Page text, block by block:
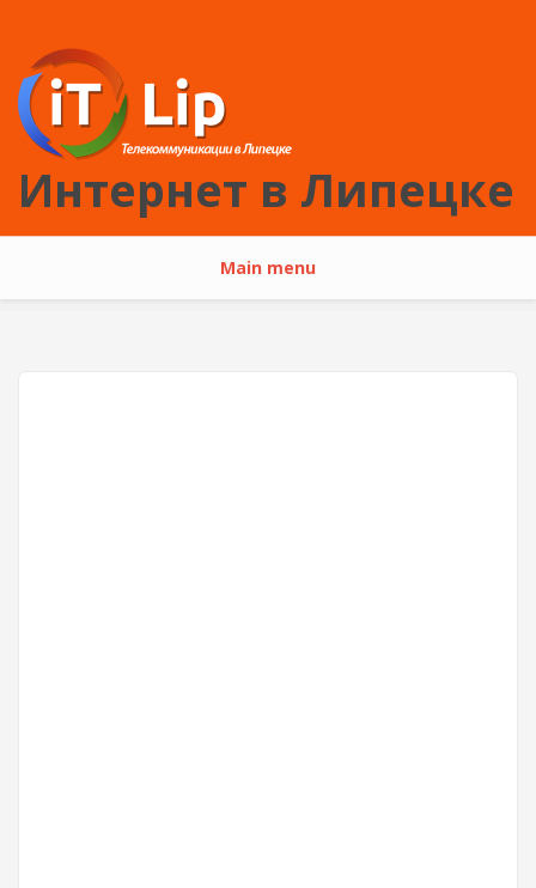
Интернет в Липецке
Main menu